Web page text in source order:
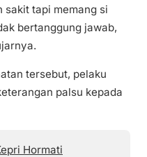
sakit tapi memang si
bertanggung jawab,
tersebut, pelaku
palsu kepada
Hormati